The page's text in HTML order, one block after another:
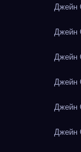
Джейн
Джейн
Джейн
Джейн
Джейн
Джейн